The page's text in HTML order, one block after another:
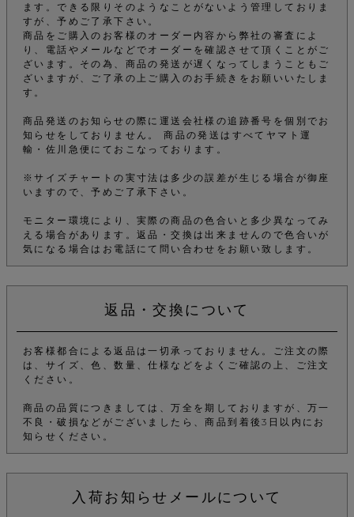
ます。できる限りそのようなことがないよう管理しておりま
すが、予めご了承下さい。
商品をご購入のお客様のオーダー内容から弊社の審査によ
り、電話やメールなどでオーダーを確認させて頂くことがご
ざいます。その為、商品の発送が遅くなってしまうこともご
ざいますが、ご了承の上ご購入のお手続きをお願いいたしま
す。
商品発送のお知らせの際に運送会社様の追跡番号を個別でお
知らせをしておりません。 商品の発送はすべてヤマト運
輸・佐川急便にておこなっております。
※サイズチャートの実寸法は多少の誤差が生じる場合が御座
いますので、予めご了承下さい。
モニター環境により、実際の商品の色合いと多少異なってみ
える場合があります。返品・交換は出来ませんので色合いが
気になる場合はお電話にて問い合わせをお願い致します。
返品・交換について
お客様都合による返品は一切承っておりません。ご注文の際
は、サイズ、色、数量、仕様などをよくご確認の上、ご注文
ください。
商品の品質につきましては、万全を期しておりますが、万一
不良・破損などがございましたら、商品到着後3日以内にお
知らせください。
入荷お知らせメールについて